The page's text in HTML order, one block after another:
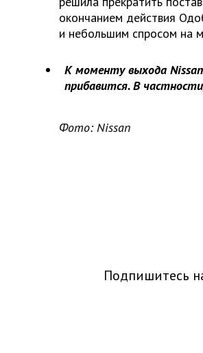
окончанием действия
и небольшим спросом на
К моменту выхода Nissan
прибавится. В
Фото: Nissan
Подпишитесь